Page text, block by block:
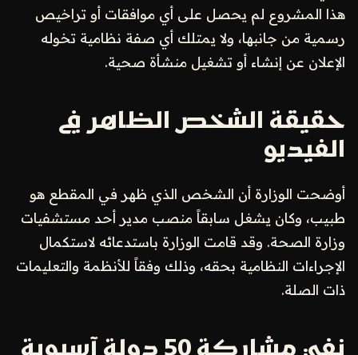
هذا المشروع لم يحصل على أي موافقات أو تراخيص
رسمية من جانبها، ولا يمتلك أي صفة نظامية تخوله
الإعلان عن إنشاء أو تشغيل منشأة صحية.
حقيقة الشخص الظاهر في
الفيديو
أوضحت الوزارة أن الشخص الذي ظهر في المقطع هو
طبيب، وكان يشغل سابقاً منصب مدير أحد مستشفيات
وزارة الصحة. وقد قامت الوزارة باستدعائه لاستكمال
الإجراءات النظامية بحقه، وذلك وفقاً للأنظمة والتعليمات
ذات الصلة.